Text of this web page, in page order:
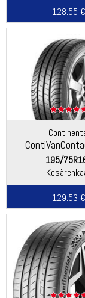
128.55 €
195/
129.53 €